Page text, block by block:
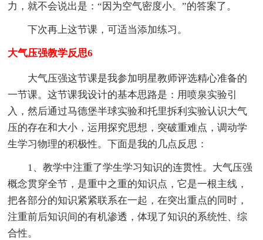
力，就不会说出是：“因为空气密度小。”的答案了。
下次再上这节课，可适当添加练习。
大气压强教学反思6
大气压强这节课是我参加明星教师评选精心准备的
一节课。这节课我设计的基本思路是：用喷泉实验引
入，然后通过马德堡半球实验和托里拆利实验认识大气
压的存在和大小，运用探究思想，突破重难点，调动学
生学习物理的积极性。下面是我的几点反思：
1、教学中注重了学生学习知识的连贯性。大气压强
概念贯穿全节，是重中之重的知识点，它是一根主线，
把各部分的知识紧紧联系在一起，在突出重点的同时，
注重前后知识间的有机渗透，体现了知识的系统性、综
合性。